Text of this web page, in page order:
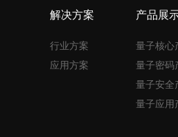
解决方案
行业方案
应用方案
产品展
量子核心
量子密码
量子安全
量子应用